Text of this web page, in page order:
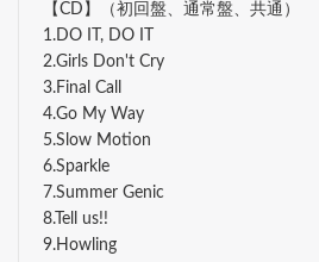
【CD】（初回盤、通常盤、共通）
1.DO IT, DO IT
2.Girls Don't Cry
3.Final Call
4.Go My Way
5.Slow Motion
6.Sparkle
7.Summer Genic
8.Tell us!!
9.Howling